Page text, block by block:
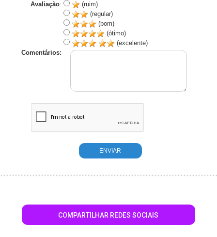
Avaliação:
(ruim)
(regular)
(bom)
(ótimo)
(excelente)
Comentários:
COMPARTILHAR REDES SOCIAIS